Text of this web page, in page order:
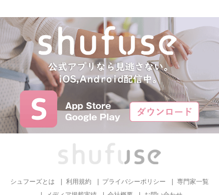
シュフーズとは 利用規約 プライバシーポリシー
専門家一覧